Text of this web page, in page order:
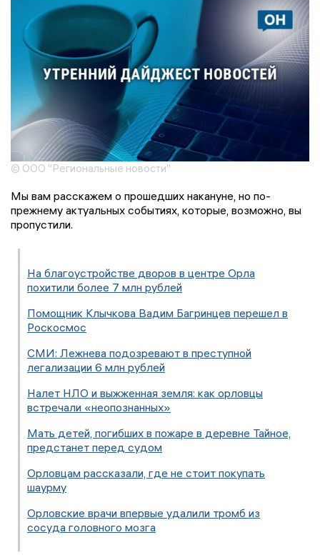
© ООО "Региональные новости"
Мы вам расскажем о прошедших накануне, но по-
прежнему актуальных событиях, которые, возможно, вы
пропустили.
На благоустройстве дворов в центре Орла
похитили более 7 млн рублей
Помощник Клычкова Вадим Багринцев перешел в
Роскосмос
СМИ: Лежнева подозревают в преступной
легализации 6 млн рублей
Налет НЛО и выжженная земля: как орловцы
встречали «неопознанных»
Мать детей, погибших в пожаре в деревне Тайное,
предстанет перед судом
Орловцам рассказали, где не стоит покупать
шаурму
Орловские врачи впервые удалили тромб из
сосуда головного мозга